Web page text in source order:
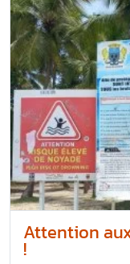
Attention
!